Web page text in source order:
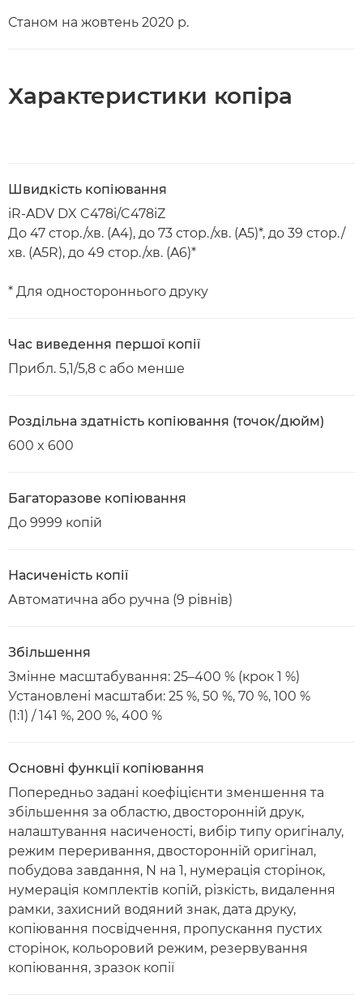
Станом на жовтень 2020 р.
Характеристики копіра
Швидкість копіювання
iR-ADV DX C478i/C478iZ
До 47 стор./хв. (A4), до 73 стор./хв. (A5)*, до 39 стор./
хв. (A5R), до 49 стор./хв. (A6)*
* Для одностороннього друку
Час виведення першої копії
Прибл. 5,1/5,8 с або менше
Роздільна здатність копіювання (точок/дюйм)
600 x 600
Багаторазове копіювання
До 9999 копій
Насиченість копії
Автоматична або ручна (9 рівнів)
Збільшення
Змінне масштабування: 25–400 % (крок 1 %)
Установлені масштаби: 25 %, 50 %, 70 %, 100 %
(1:1) / 141 %, 200 %, 400 %
Основні функції копіювання
Попередньо задані коефіцієнти зменшення та
збільшення за областю, двосторонній друк,
налаштування насиченості, вибір типу оригіналу,
режим переривання, двосторонній оригінал,
побудова завдання, N на 1, нумерація сторінок,
нумерація комплектів копій, різкість, видалення
рамки, захисний водяний знак, дата друку,
копіювання посвідчення, пропускання пустих
сторінок, кольоровий режим, резервування
копіювання, зразок копії